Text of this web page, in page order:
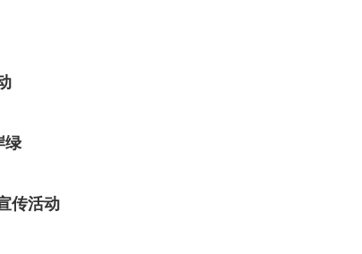
绿
传活动